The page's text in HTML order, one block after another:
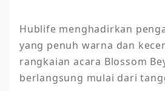
Hublife menghadirkan
yang penuh warna dan
rangkaian acara Blossom
berlangsung mulai dari